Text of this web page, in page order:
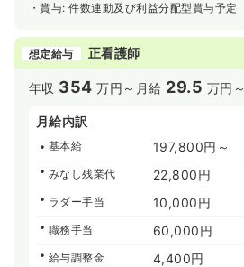
・賞与: 件数連動及び利益分配型賞与予定
想定給与 正看護師
年収 354 万円～ 月給 29.5 万円～
月給内訳
基本給 197,800円～
みなし残業代 22,800円
ラダー手当 10,000円
職務手当 60,000円
給与調整金 4,400円